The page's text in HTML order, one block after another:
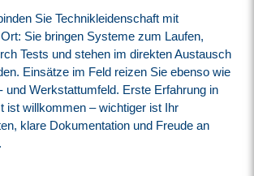
Sie Technikleidenschaft mit
Sie bringen Systeme zum Laufen,
Tests und stehen im direkten Austausch
Einsätze im Feld reizen Sie ebenso wie
und Werkstattumfeld. Erste Erfahrung in
ist willkommen – wichtiger ist Ihr
klare Dokumentation und Freude an